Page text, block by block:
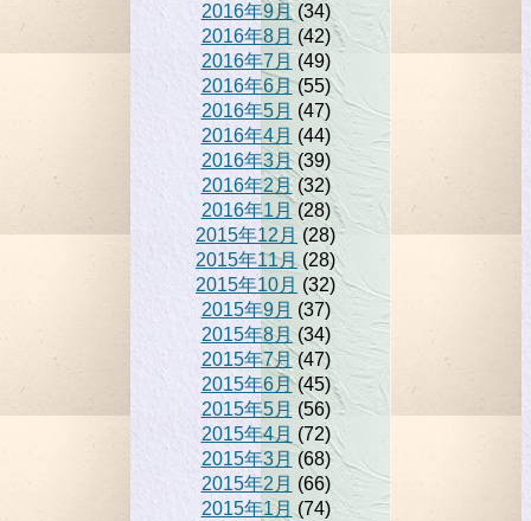
2016年9月(34)
2016年8月 (42)
2016年7月 (49)
2016年6月(55)
2016年5月 (47)
2016年4月 (44)
2016年3月(39)
2016年2月(32)
2016年1月 (28)
2015年12月 (28)
2015年11月 (28)
2015年10月 (32)
2015年9月 (37)
2015年8月 (34)
2015年7月(47)
2015年6月(45)
2015年5月(56)
2015年4月 (72)
2015年3月 (68)
2015年2月 (66)
2015年1月 (74)